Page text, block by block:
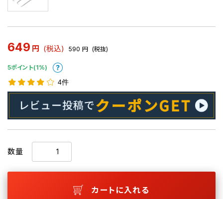
649 円 (税込) 590 円 (税抜)
5ポイント(1%)
4件
数量
カートに入れる